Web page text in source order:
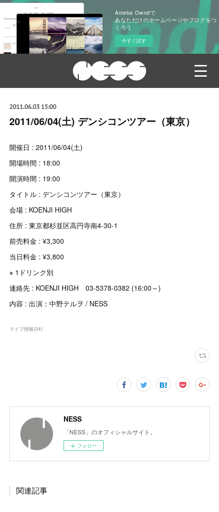
Ameba Owndで
あなただけのホームページやブログをつ
くろう
今すぐ試す
2011.06.03 15:00
2011/06/04(土) デンシコンツアー（東京）
開催日 : 2011/06/04(土)
開場時間 : 18:00
開演時間 : 19:00
タイトル : デンシコンツアー（東京）
会場 : KOENJI HIGH
住所 : 東京都杉並区高円寺南4-30-1
前売料金 : ¥3,300
当日料金 : ¥3,800
※ 1ドリンク別
連絡先 : KOENJI HIGH 03-5378-0382 (16:00～)
内容 : 出演：中野テルヲ / NESS
ライブ情報(34)
NESS
「NESS」のオフィシャルサイト。
フォロー
関連記事